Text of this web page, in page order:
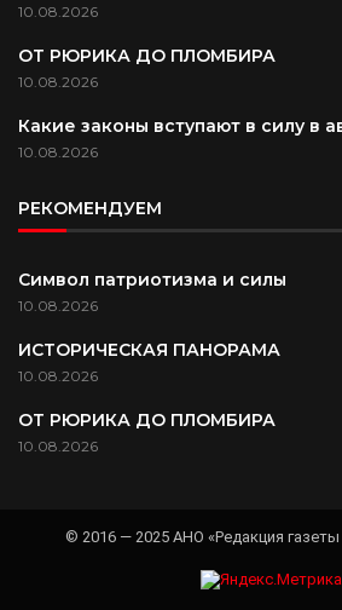
10.08.2026
ОТ РЮРИКА ДО ПЛОМБИРА
10.08.2026
Какие законы вступают в силу в
10.08.2026
РЕКОМЕНДУЕМ
Символ патриотизма и силы
10.08.2026
ИСТОРИЧЕСКАЯ ПАНОРАМА
10.08.2026
ОТ РЮРИКА ДО ПЛОМБИРА
10.08.2026
© 2016 — 2025 АНО «Редакция газеты